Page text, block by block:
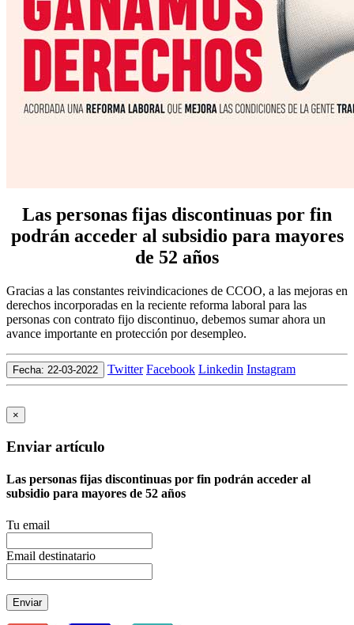
Las personas fijas discontinuas por fin
podrán acceder al subsidio para mayores
de 52 años
Gracias a las constantes reivindicaciones de CCOO, a las mejoras en
derechos incorporadas en la reciente reforma laboral para las
personas con contrato fijo discontinuo, debemos sumar ahora un
avance importante en protección por desempleo.
Fecha: 22-03-2022 Twitter Facebook Linkedin Instagram
×
Enviar artículo
Las personas fijas discontinuas por fin podrán acceder al
subsidio para mayores de 52 años
Tu email
Email destinatario
Enviar